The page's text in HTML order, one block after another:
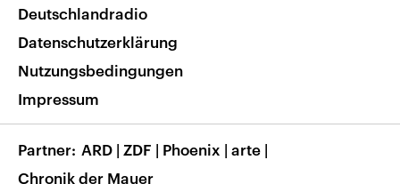
Nachrichten App
Frequenzen
Veranstaltungen
Musikliste
RSS
Barrierefreiheit
Deutschlandradio
Datenschutzerklärung
Nutzungsbedingungen
Impressum
Partner ARD | ZDF | Phoenix | arte |
Chronik der Mauer